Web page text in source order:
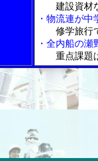
建設資材
・物流連が
修学旅行
・全内船の
重点課題